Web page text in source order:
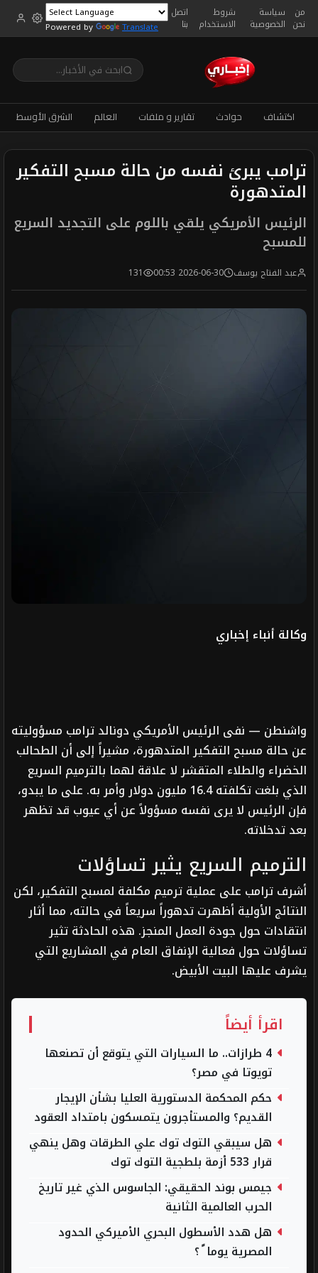
من
نحن
سياسة
الخصوصية
شروط
الاستخدام
اتصل
بنا Powered by Translate
اكتشاف حوادث تقارير و ملفات العالم الشرق الأوسط
ترامب يبرئ نفسه من حالة مسبح التفكير
المتدهورة
الرئيس الأمريكي يلقي باللوم على التجديد السريع
للمسبح
عبد الفتاح يوسف 2026-06-30 00:53
131
وكالة أنباء إخباري
واشنطن — نفى الرئيس الأمريكي دونالد ترامب مسؤوليته
عن حالة مسبح التفكير المتدهورة، مشيراً إلى أن الطحالب
الخضراء والطلاء المتقشر لا علاقة لهما بالترميم السريع
الذي بلغت تكلفته 16.4 مليون دولار وأمر به. على ما يبدو،
فإن الرئيس لا يرى نفسه مسؤولاً عن أي عيوب قد تظهر
بعد تدخلاته.
الترميم السريع يثير تساؤلات
أشرف ترامب على عملية ترميم مكلفة لمسبح التفكير، لكن
النتائج الأولية أظهرت تدهوراً سريعاً في حالته، مما أثار
انتقادات حول جودة العمل المنجز. هذه الحادثة تثير
تساؤلات حول فعالية الإنفاق العام في المشاريع التي
يشرف عليها البيت الأبيض.
اقرأ أيضاً
4 طرازات.. ما السيارات التي يتوقع أن تصنعها
تويوتا في مصر؟
حكم المحكمة الدستورية العليا بشأن الإيجار
القديم؟ والمستأجرون يتمسكون بامتداد العقود
هل سيبقي التوك توك علي الطرقات وهل ينهي
قرار 533 أزمة بلطجية التوك توك
جيمس بوند الحقيقي: الجاسوس الذي غير تاريخ
الحرب العالمية الثانية
هل هدد الأسطول البحري الأميركي الحدود
المصرية يوما ً ؟